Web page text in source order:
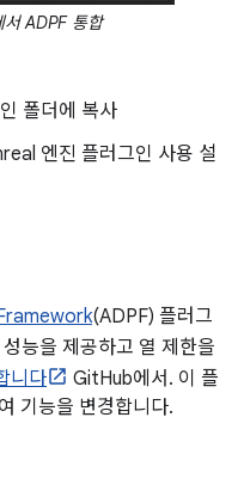
ADPF 통합
폴더에 복사
엔진 플러그인 사용 설
(ADPF) 플러그
능을 제공하고 열 제한을
니다
GitHub에서. 이 플
기능을 변경합니다.